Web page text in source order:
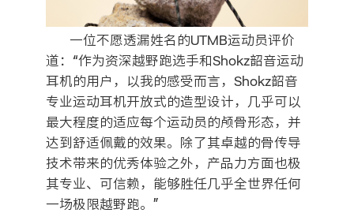
一位不愿透漏姓名的UTMB运动员评价
道：“作为资深越野跑选手和Shokz韶音运动
耳机的用户，以我的感受而言，Shokz韶音
专业运动耳机开放式的造型设计，几乎可以
最大程度的适应每个运动员的颅骨形态，并
达到舒适佩戴的效果。除了其卓越的骨传导
技术带来的优秀体验之外，产品力方面也极
其专业、可信赖，能够胜任几乎全世界任何
一场极限越野跑。”